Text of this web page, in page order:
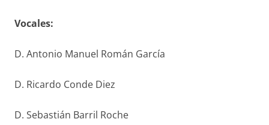
Vocales:
D. Antonio Manuel Román García
D. Ricardo Conde Diez
D. Sebastián Barril Roche